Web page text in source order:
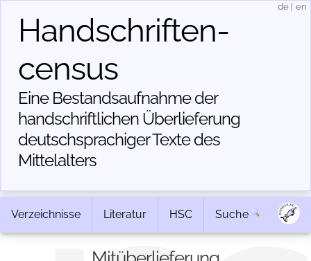
Handschriften­
census
Eine Bestandsaufnahme der
handschriftlichen Über­lieferung
deutschsprachiger Texte des
Mittelalters
de en
Verzeichnisse Literatur HSC Suche